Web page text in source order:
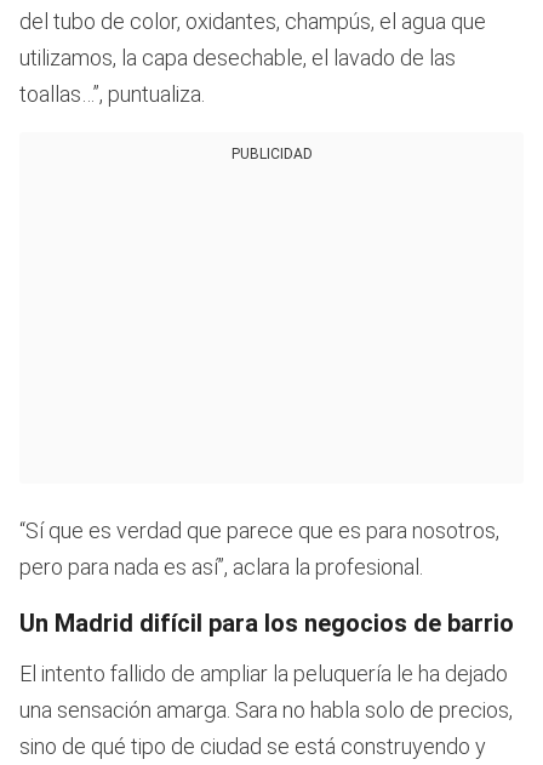
del tubo de color, oxidantes, champús, el agua que
utilizamos, la capa desechable, el lavado de las
toallas…”, puntualiza.
PUBLICIDAD
“Sí que es verdad que parece que es para nosotros,
pero para nada es así”, aclara la profesional.
Un Madrid difícil para los negocios de barrio
El intento fallido de ampliar la peluquería le ha dejado
una sensación amarga. Sara no habla solo de precios,
sino de qué tipo de ciudad se está construyendo y